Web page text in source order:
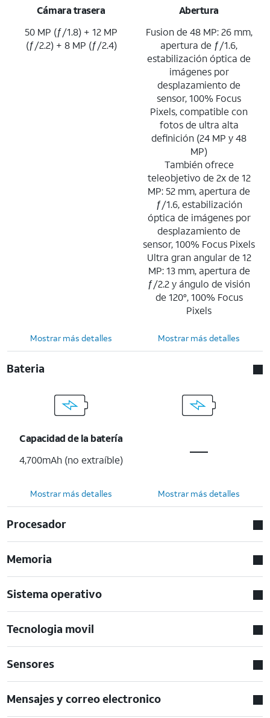
Cámara trasera
50 MP (ƒ/1.8) + 12 MP
(ƒ/2.2) + 8 MP (ƒ/2.4)
Abertura
Fusion de 48 MP: 26 mm,
apertura de ƒ/1.6,
estabilización óptica de
imágenes por
desplazamiento de
sensor, 100% Focus
Pixels, compatible con
fotos de ultra alta
definición (24 MP y 48
MP)
También ofrece
teleobjetivo de 2x de 12
MP: 52 mm, apertura de
ƒ/1.6, estabilización
óptica de imágenes por
desplazamiento de
sensor, 100% Focus Pixels
Ultra gran angular de 12
MP: 13 mm, apertura de
ƒ/2.2 y ángulo de visión
de 120°, 100% Focus
Pixels
Mostrar más detalles Mostrar más detalles
Bateria
Capacidad de la batería
4,700mAh (no extraíble)
Mostrar más detalles Mostrar más detalles
Procesador
Memoria
Sistema operativo
Tecnologia movil
Sensores
Mensajes y correo electronico